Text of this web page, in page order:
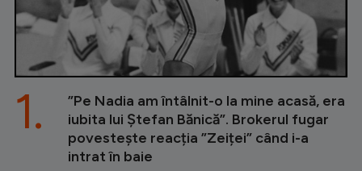
”Pe Nadia am întâlnit-o la mine acasă, era
iubita lui Ștefan Bănică”. Brokerul fugar
povestește reacția ”Zeiței” când i-a
intrat în baie
1.